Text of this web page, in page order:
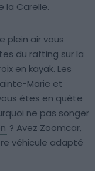
la Carelle.
plein air vous
du rafting sur la
en kayak. Les
Marie et
êtes en quête
ne pas songer
? Avez Zoomcar,
véhicule adapté